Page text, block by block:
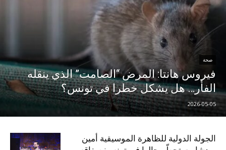
صحة
فيروس هانتا: المرض “الصامت” الذي ينقله
الفأر… هل يشكل خطرا في تونس؟
2026-05-05
الجولة الدولية للظاهرة الموسيقية أمين